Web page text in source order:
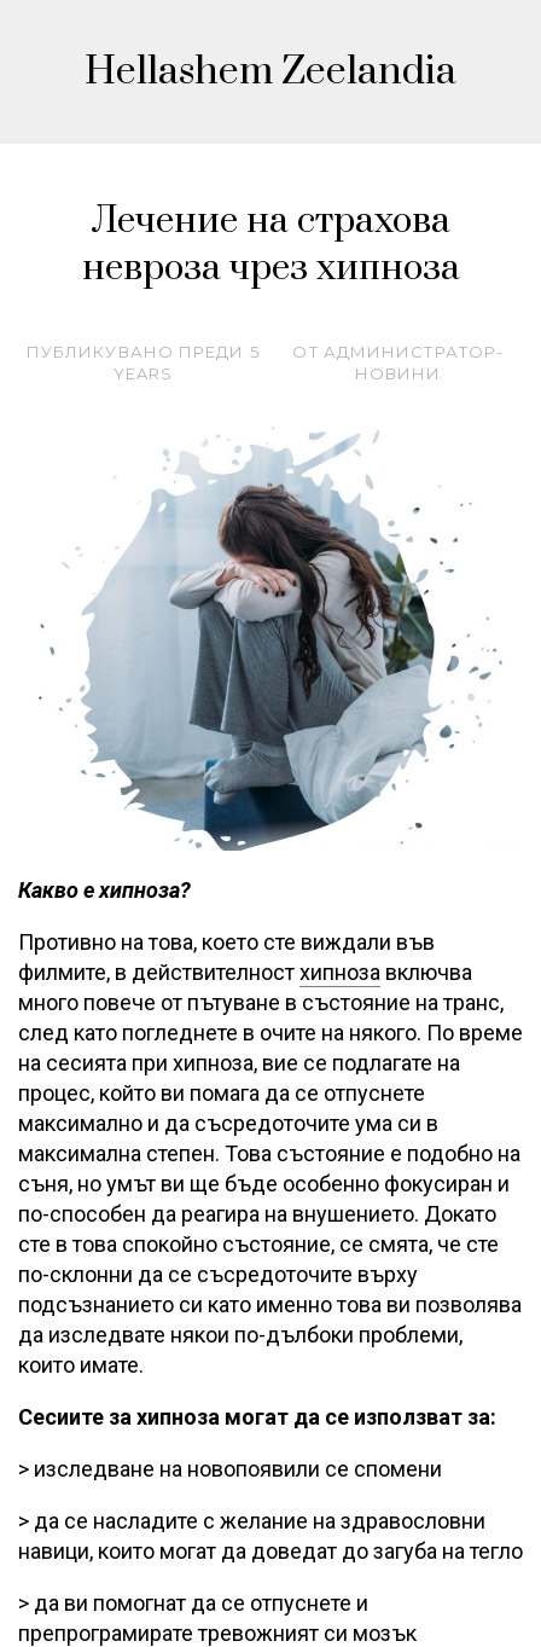
Hellashem Zeelandia
Лечение на страхова
невроза чрез хипноза
ПУБЛИКУВАНО ПРЕДИ 5
YEARS
ОТ АДМИНИСТРАТОР-
НОВИНИ
Какво е хипноза?
Противно на това, което сте виждали във
филмите, в действителностхипноза включва
много повече от пътуване в състояние на транс,
след като погледнете в очите на някого. По време
на сесията при хипноза, вие се подлагате на
процес, който ви помага да се отпуснете
максимално и да съсредоточите ума си в
максимална степен. Това състояние е подобно на
съня, но умът ви ще бъде особенно фокусиран и
по-способен да реагира на внушението. Докато
сте в това спокойно състояние, се смята, че сте
по-склонни да се съсредоточите върху
подсъзнанието си като именно това ви позволява
да изследвате някои по-дълбоки проблеми,
които имате.
Сесиите за хипноза могат да се използват за:
> изследване на новопоявили се спомени
> да се насладите с желание на здравословни
навици, които могат да доведат до загуба на тегло
> да ви помогнат да се отпуснете и
препрограмирате тревожният си мозък